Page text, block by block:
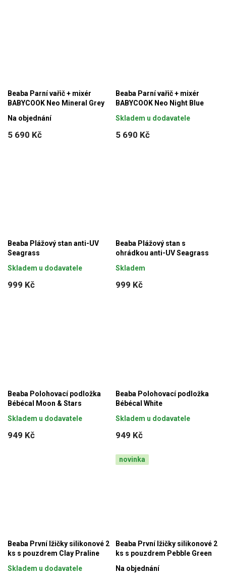
Beaba Parní vařič + mixér
BABYCOOK Neo Mineral Grey
5 690 Kč
Na objednání
Beaba Parní vařič + mixér
BABYCOOK Neo Night Blue
5 690 Kč
Skladem u dodavatele
Beaba Plážový stan anti-UV
Seagrass
999 Kč
Skladem u dodavatele
Beaba Plážový stan s
ohrádkou anti-UV Seagrass
999 Kč
Skladem
Beaba Polohovací podložka
Bébécal Moon & Stars
949 Kč
Skladem u dodavatele
Beaba Polohovací podložka
Bébécal White
949 Kč
Skladem u dodavatele
Beaba První lžičky silikonové 2
ks s pouzdrem Clay Praline
Skladem u dodavatele
novinka
Beaba První lžičky silikonové 2
ks s pouzdrem Pebble Green
Na objednání